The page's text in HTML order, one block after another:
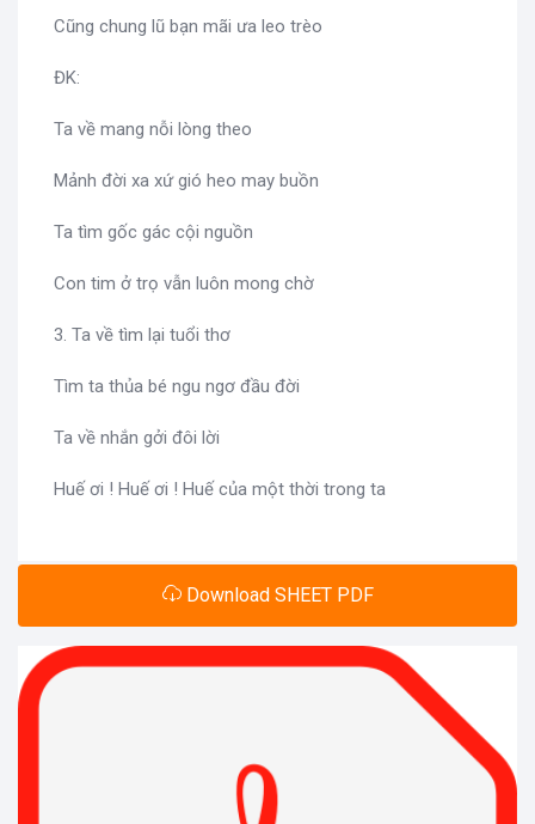
Cũng chung lũ bạn mãi ưa leo trèo
ĐK:
Ta về mang nỗi lòng theo
Mảnh đời xa xứ gió heo may buồn
Ta tìm gốc gác cội nguồn
Con tim ở trọ vẫn luôn mong chờ
3. Ta về tìm lại tuổi thơ
Tìm ta thủa bé ngu ngơ đầu đời
Ta về nhắn gởi đôi lời
Huế ơi ! Huế ơi ! Huế của một thời trong ta
Download SHEET PDF